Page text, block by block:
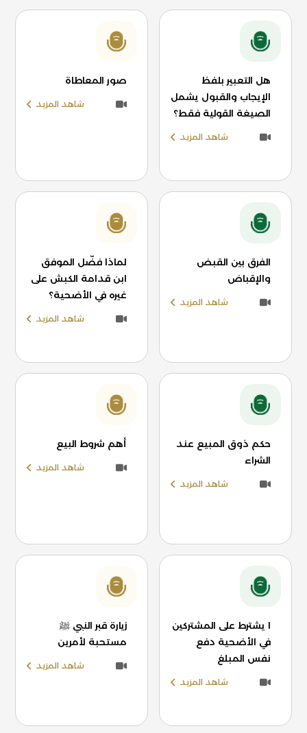
هل التعبير بلفظ
الإيجاب والقبول يشمل
الصيغة القولية فقط؟
شاهد المزيد
صور المعاطاة
شاهد المزيد
الفرق بين القبض
والإقباض
شاهد المزيد
لماذا فضّل الموفق
ابن قدامة الكبش على
غيره في الأضحية؟
شاهد المزيد
حكم ذوق المبيع عند
الشراء
شاهد المزيد
أهم شروط البيع
شاهد المزيد
ا يشترط على المشتركين
في الأضحية دفع
نفس المبلغ
شاهد المزيد
زيارة قبر النبي ﷺ
مستحبة لأمرين
شاهد المزيد